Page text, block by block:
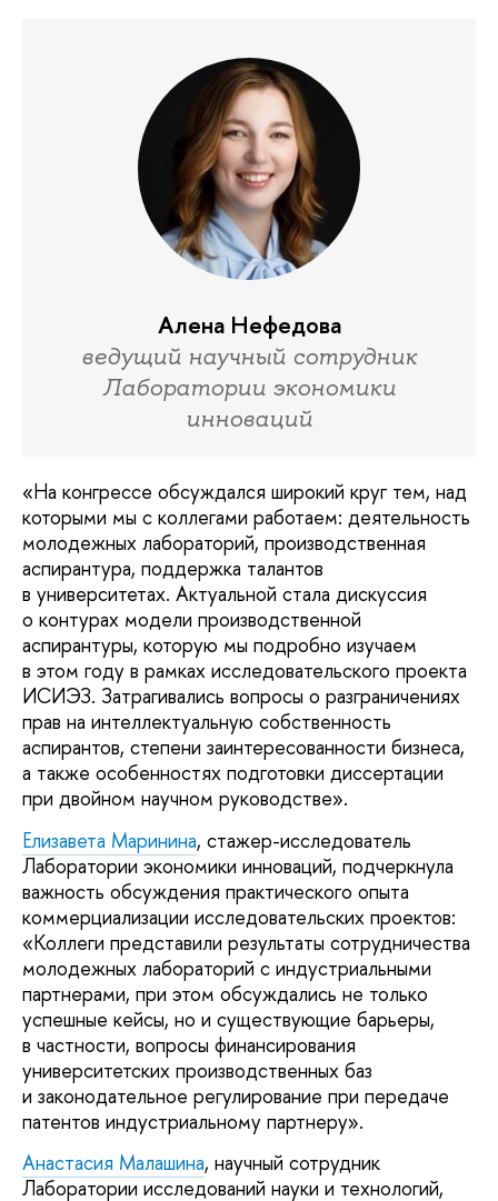
Алена Нефедова
ведущий научный сотрудник
Лаборатории экономики
инноваций
«На конгрессе обсуждался широкий круг тем, над
которыми мы с коллегами работаем: деятельность
молодежных лабораторий, производственная
аспирантура, поддержка талантов
в университетах. Актуальной стала дискуссия
о контурах модели производственной
аспирантуры, которую мы подробно изучаем
в этом году в рамках исследовательского проекта
ИСИЭЗ. Затрагивались вопросы о разграничениях
прав на интеллектуальную собственность
аспирантов, степени заинтересованности бизнеса,
а также особенностях подготовки диссертации
при двойном научном руководстве».
Елизавета Маринина, стажер-исследователь
Лаборатории экономики инноваций, подчеркнула
важность обсуждения практического опыта
коммерциализации исследовательских проектов:
«Коллеги представили результаты сотрудничества
молодежных лабораторий с индустриальными
партнерами, при этом обсуждались не только
успешные кейсы, но и существующие барьеры,
в частности, вопросы финансирования
университетских производственных баз
и законодательное регулирование при передаче
патентов индустриальному партнеру».
Анастасия Малашина, научный сотрудник
Лаборатории исследований науки и технологий,